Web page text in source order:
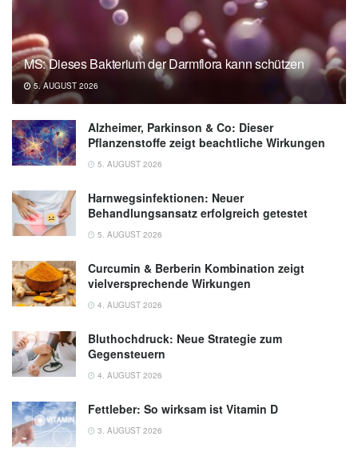
MS: Dieses Bakterium der Darmflora kann schützen
5. AUGUST 2026
Alzheimer, Parkinson & Co: Dieser
Pflanzenstoffe zeigt beachtliche Wirkungen
5. AUGUST 2026
Harnwegsinfektionen: Neuer
Behandlungsansatz erfolgreich getestet
5. AUGUST 2026
Curcumin & Berberin Kombination zeigt
vielversprechende Wirkungen
4. AUGUST 2026
Bluthochdruck: Neue Strategie zum
Gegensteuern
4. AUGUST 2026
Fettleber: So wirksam ist Vitamin D
3. AUGUST 2026